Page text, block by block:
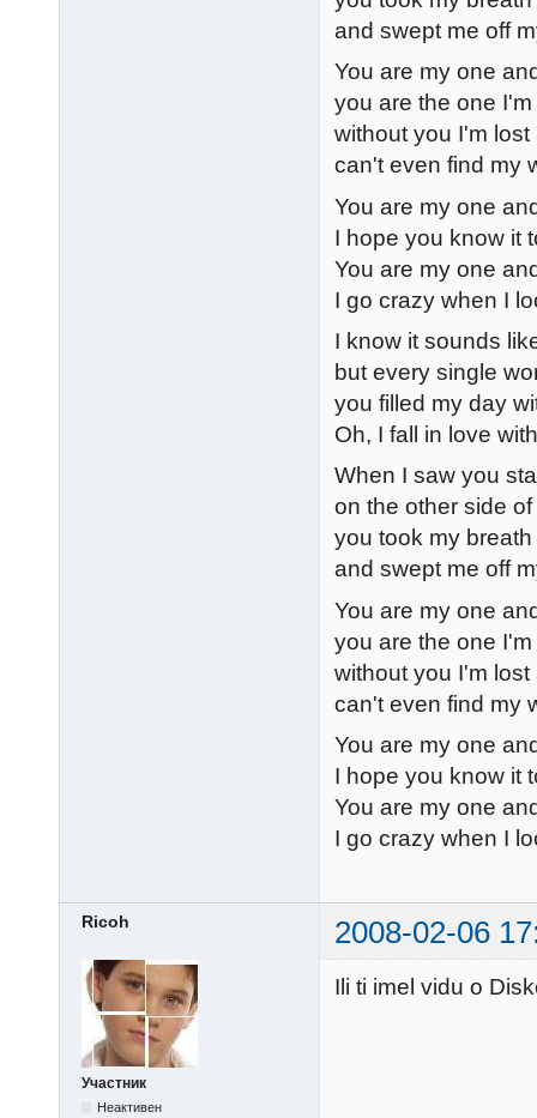
and swept me off
You are my one
you are the one
without you I'm
can't even find my
You are my one
I hope you know it
You are my one
I go crazy when I
I know it sounds
but every single
you filled my day
Oh, I fall in love
When I saw you
on the other side
you took my
and swept me off
You are my one
you are the one
without you I'm
can't even find my
You are my one
I hope you know it
You are my one
I go crazy when I
Ricoh 2008-02-06
Участник
Неактивен
Ili ti imel vidu o